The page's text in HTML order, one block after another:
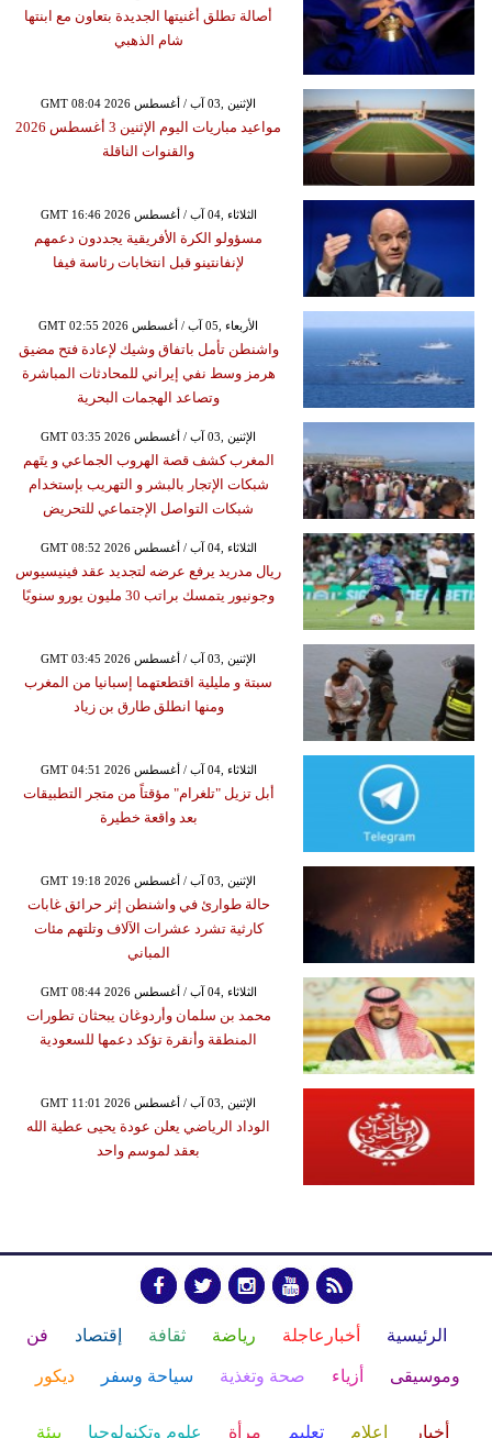
أصالة تطلق أغنيتها الجديدة بتعاون مع ابنتها
شام الذهبي
GMT 08:04 2026 الإثنين ,03 آب / أغسطس
مواعيد مباريات اليوم الإثنين 3 أغسطس 2026
والقنوات الناقلة
GMT 16:46 2026 الثلاثاء ,04 آب / أغسطس
مسؤولو الكرة الأفريقية يجددون دعمهم
لإنفانتينو قبل انتخابات رئاسة فيفا
GMT 02:55 2026 الأربعاء ,05 آب / أغسطس
واشنطن تأمل باتفاق وشيك لإعادة فتح مضيق
هرمز وسط نفي إيراني للمحادثات المباشرة
وتصاعد الهجمات البحرية
GMT 03:35 2026 الإثنين ,03 آب / أغسطس
المغرب كشف قصة الهروب الجماعي و يتَهم
شبكات الإتجار بالبشر و التهريب بإستخدام
شبكات التواصل الإجتماعي للتحريض
GMT 08:52 2026 الثلاثاء ,04 آب / أغسطس
ريال مدريد يرفع عرضه لتجديد عقد فينيسيوس
وجونيور يتمسك براتب 30 مليون يورو سنويًا
GMT 03:45 2026 الإثنين ,03 آب / أغسطس
سبتة و مليلية اقتطعتهما إسبانيا من المغرب
ومنها انطلق طارق بن زياد
GMT 04:51 2026 الثلاثاء ,04 آب / أغسطس
أبل تزيل "تلغرام" مؤقتاً من متجر التطبيقات
بعد واقعة خطيرة
GMT 19:18 2026 الإثنين ,03 آب / أغسطس
حالة طوارئ في واشنطن إثر حرائق غابات
كارثية تشرد عشرات الآلاف وتلتهم مئات
المباني
GMT 08:44 2026 الثلاثاء ,04 آب / أغسطس
محمد بن سلمان وأردوغان يبحثان تطورات
المنطقة وأنقرة تؤكد دعمها للسعودية
GMT 11:01 2026 الإثنين ,03 آب / أغسطس
الوداد الرياضي يعلن عودة يحيى عطية الله
بعقد لموسم واحد
الرئيسية أخبارعاجلة رياضة ثقافة إقتصاد فن
وموسيقى أزياء صحة وتغذية سياحة وسفر ديكور
أخبار إعلام تعليم مرأة علوم وتكنولوجيا بيئة